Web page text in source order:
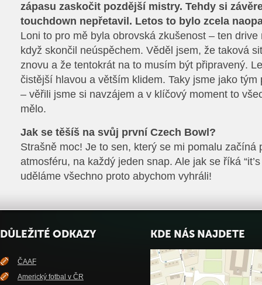
zápasu zaskočit pozdější mistry. Tehdy si
touchdown nepřetavil. Letos to bylo zcela
Loni to pro mě byla obrovská zkušenost – ten
když skončil neúspěchem. Věděl jsem, že taková
znovu a že tentokrát na to musím být připravený.
čistější hlavou a větším klidem. Taky jsme jako tým
– věřili jsme si navzájem a v klíčový moment to
mělo.
Jak se těšíš na svůj první Czech Bowl?
Strašně moc! Je to sen, který se mi pomalu začíná
atmosféru, na každý jeden snap. Ale jak se říká
uděláme všechno proto abychom vyhráli!
DŮLEŽITÉ ODKAZY
ČAAF
Americký fotbal v ČR
KDE NÁS NAJDETE